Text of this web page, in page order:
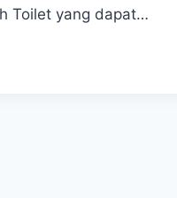
Toilet yang dapat…